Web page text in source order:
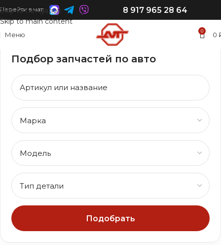
Skip to navigation
Skip to main content
Перейти в чат: 8 917 965 28 64
Меню 0 0
Подбор запчастей по авто
Подобрать